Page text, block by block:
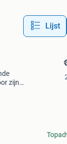
Lijst
zijn